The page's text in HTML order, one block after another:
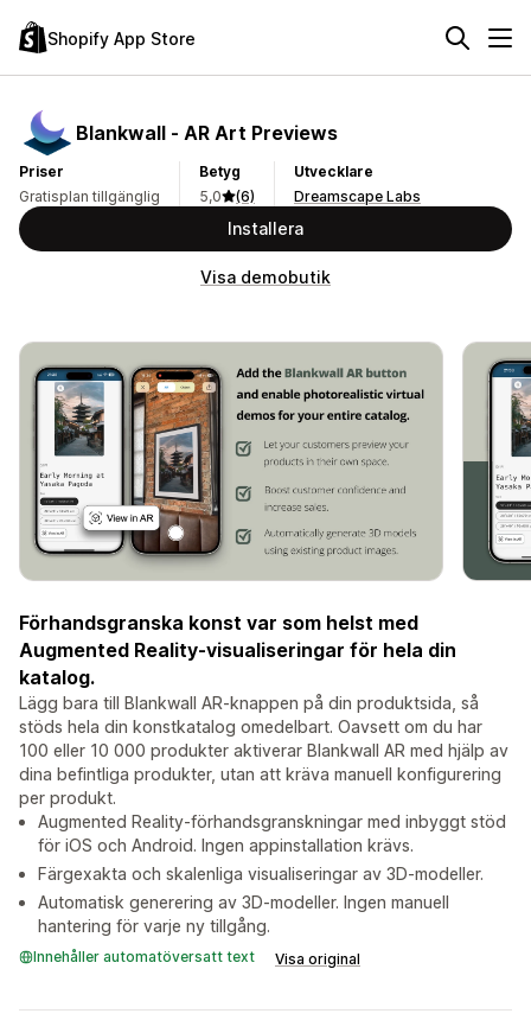
Shopify App Store
Blankwall ‑ AR Art Previews
Priser
Gratisplan tillgänglig
Betyg
5,0
(6)
Utvecklare
Dreamscape Labs
Installera
Visa demobutik
Förhandsgranska konst var som helst med
Augmented Reality-visualiseringar för hela din
katalog.
Lägg bara till Blankwall AR-knappen på din produktsida, så
stöds hela din konstkatalog omedelbart. Oavsett om du har
100 eller 10 000 produkter aktiverar Blankwall AR med hjälp av
dina befintliga produkter, utan att kräva manuell konfigurering
per produkt.
Augmented Reality-förhandsgranskningar med inbyggt stöd
för iOS och Android. Ingen appinstallation krävs.
Färgexakta och skalenliga visualiseringar av 3D-modeller.
Automatisk generering av 3D-modeller. Ingen manuell
hantering för varje ny tillgång.
Innehåller automatöversatt text Visa original